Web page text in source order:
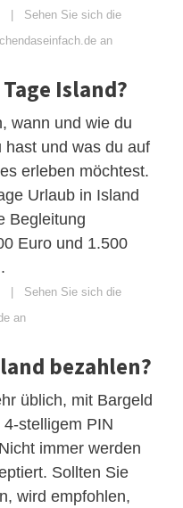
| Sehen Sie sich die
an
Island?
wann und wie du
hast und was du auf
erleben möchtest.
Urlaub in Island
Begleitung
Euro und 1.500
| Sehen Sie sich die
an
bezahlen?
üblich, mit Bargeld
stelligem PIN
immer werden
Sollten Sie
wird empfohlen,